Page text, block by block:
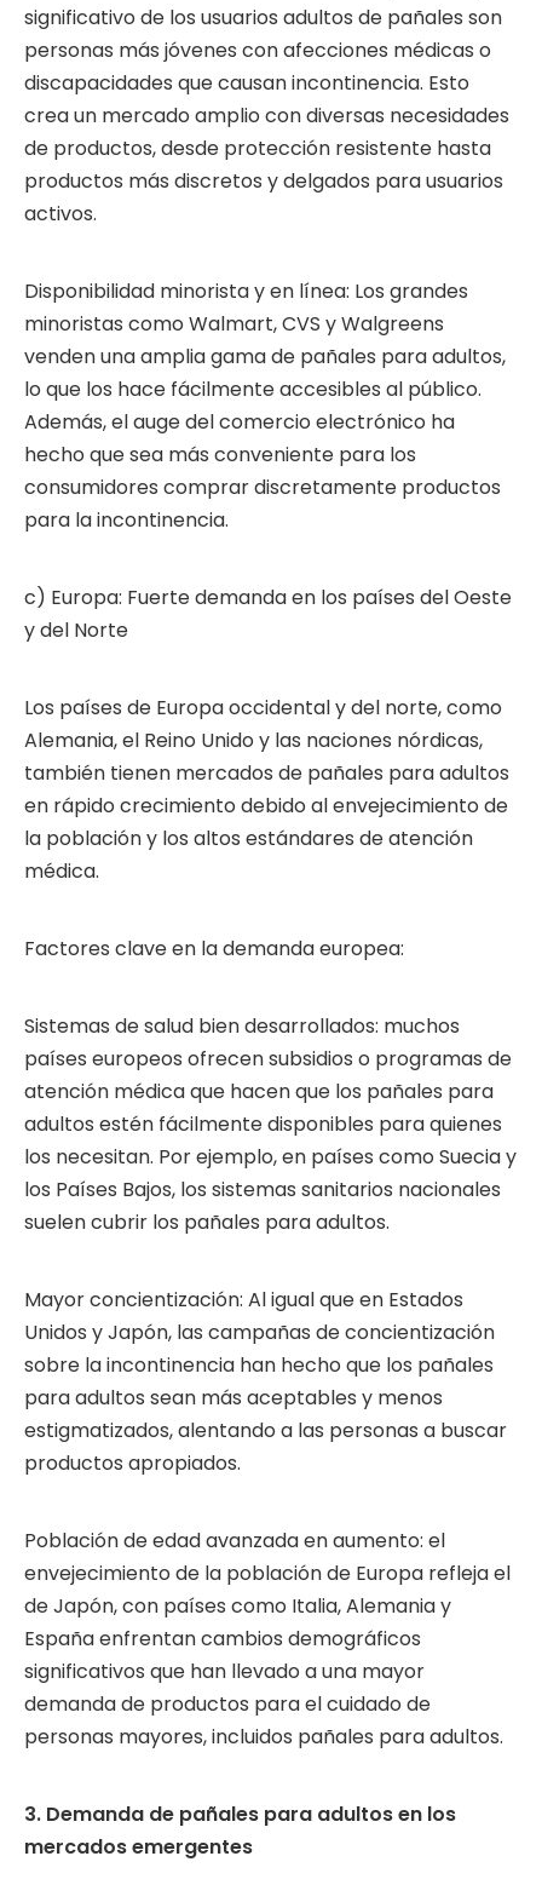
significativo de los usuarios adultos de pañales son
personas más jóvenes con afecciones médicas o
discapacidades que causan incontinencia. Esto
crea un mercado amplio con diversas necesidades
de productos, desde protección resistente hasta
productos más discretos y delgados para usuarios
activos.
Disponibilidad minorista y en línea: Los grandes
minoristas como Walmart, CVS y Walgreens
venden una amplia gama de pañales para adultos,
lo que los hace fácilmente accesibles al público.
Además, el auge del comercio electrónico ha
hecho que sea más conveniente para los
consumidores comprar discretamente productos
para la incontinencia.
c) Europa: Fuerte demanda en los países del Oeste
y del Norte
Los países de Europa occidental y del norte, como
Alemania, el Reino Unido y las naciones nórdicas,
también tienen mercados de pañales para adultos
en rápido crecimiento debido al envejecimiento de
la población y los altos estándares de atención
médica.
Factores clave en la demanda europea:
Sistemas de salud bien desarrollados: muchos
países europeos ofrecen subsidios o programas de
atención médica que hacen que los pañales para
adultos estén fácilmente disponibles para quienes
los necesitan. Por ejemplo, en países como Suecia y
los Países Bajos, los sistemas sanitarios nacionales
suelen cubrir los pañales para adultos.
Mayor concientización: Al igual que en Estados
Unidos y Japón, las campañas de concientización
sobre la incontinencia han hecho que los pañales
para adultos sean más aceptables y menos
estigmatizados, alentando a las personas a buscar
productos apropiados.
Población de edad avanzada en aumento: el
envejecimiento de la población de Europa refleja el
de Japón, con países como Italia, Alemania y
España enfrentan cambios demográficos
significativos que han llevado a una mayor
demanda de productos para el cuidado de
personas mayores, incluidos pañales para adultos.
3. Demanda de pañales para adultos en los
mercados emergentes